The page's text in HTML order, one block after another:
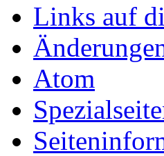
Links auf
Atom